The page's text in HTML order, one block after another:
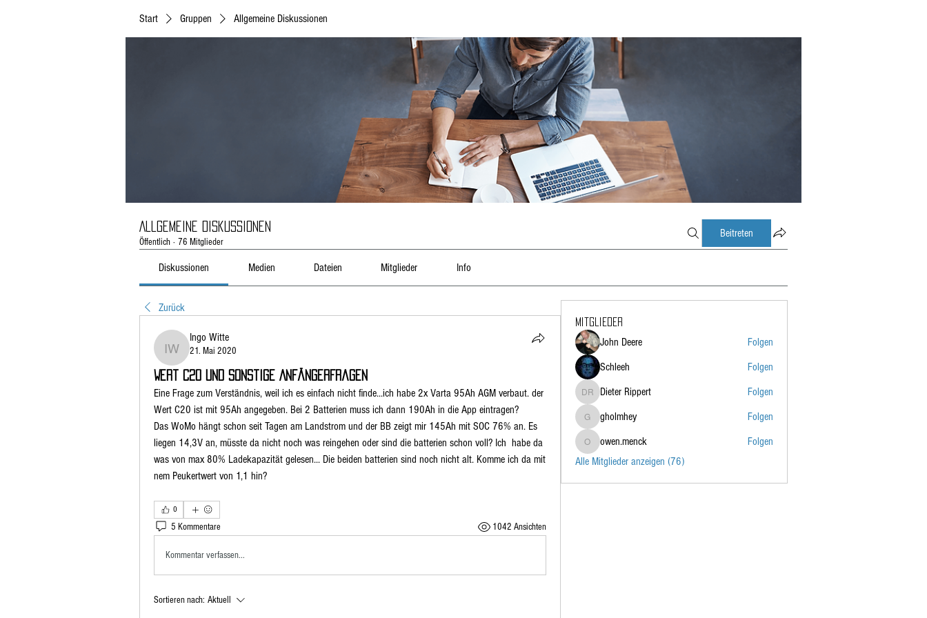
Start Gruppen Allgemeine Diskussionen
Allgemeine Diskussionen
Öffentlich · 76 Mitglieder
Beitreten
Diskussionen Medien Dateien Mitglieder Info
Zurück
Ingo Witte
Ingo Witte
21. Mai 2020
Wert C20 und sonstige Anfängerfragen
Eine Frage zum Verständnis, weil ich es einfach nicht finde...ich habe 2x Varta 95Ah AGM verbaut. der
Wert C20 ist mit 95Ah angegeben. Bei 2 Batterien muss ich dann 190Ah in die App eintragen?
Das WoMo hängt schon seit Tagen am Landstrom und der BB zeigt mir 145Ah mit SOC 76% an. Es
liegen 14,3V an, müsste da nicht noch was reingehen oder sind die batterien schon voll? Ich  habe da
was von max 80% Ladekapazität gelesen... Die beiden batterien sind noch nicht alt. Komme ich da mit
nem Peukertwert von 1,1 hin?
0
5 Kommentare 1042 Ansichten
Kommentar verfassen...
Sortieren nach: Aktuell
Mitglieder
John Deere
Folgen
Schleeh
Folgen
Dieter Rippert
Dieter Rippert Folgen
gholmhey
gholmhey Folgen
owen.menck
owen.menck
Folgen
Alle Mitglieder anzeigen (76)